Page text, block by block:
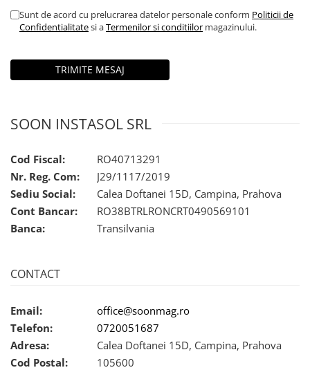
Sunt de acord cu prelucrarea datelor personale conform Politicii de
Confidentialitatesi aTermenilor si conditiilor magazinului.
SOON INSTASOL SRL
Cod Fiscal:
RO40713291
Nr. Reg. Com:
J29/1117/2019
Sediu Social:
Calea Doftanei 15D, Campina, Prahova
Cont Bancar:
RO38BTRLRONCRT0490569101
Banca:
Transilvania
CONTACT
Email:
office@soonmag.ro
Telefon:
0720051687
Adresa:
Calea Doftanei 15D, Campina, Prahova
Cod Postal:
105600